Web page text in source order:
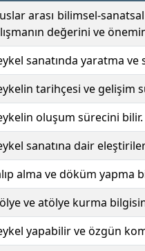
arası bilimsel-
değerini ve
sanatında yaratma
tarihçesi ve gelişim
oluşum sürecini
sanatına dair
alma ve döküm yapma
ve atölye kurma
yapabilir ve özgün